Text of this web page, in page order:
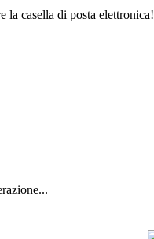
la casella di posta elettronica!